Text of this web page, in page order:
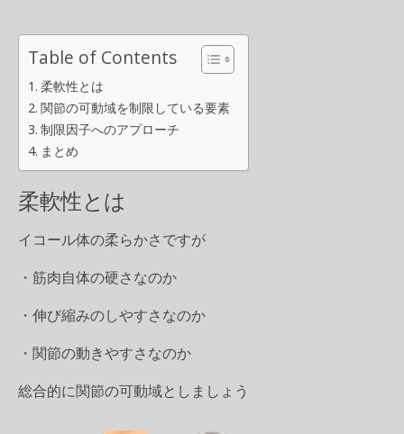
Table of Contents
柔軟性とは
関節の可動域を制限している要素
制限因子へのアプローチ
まとめ
柔軟性とは
イコール体の柔らかさですが
・筋肉自体の硬さなのか
・伸び縮みのしやすさなのか
・関節の動きやすさなのか
総合的に関節の可動域としましょう